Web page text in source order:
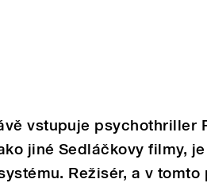
vstupuje psychothriller
jiné Sedláčkovy filmy,
Režisér, a v